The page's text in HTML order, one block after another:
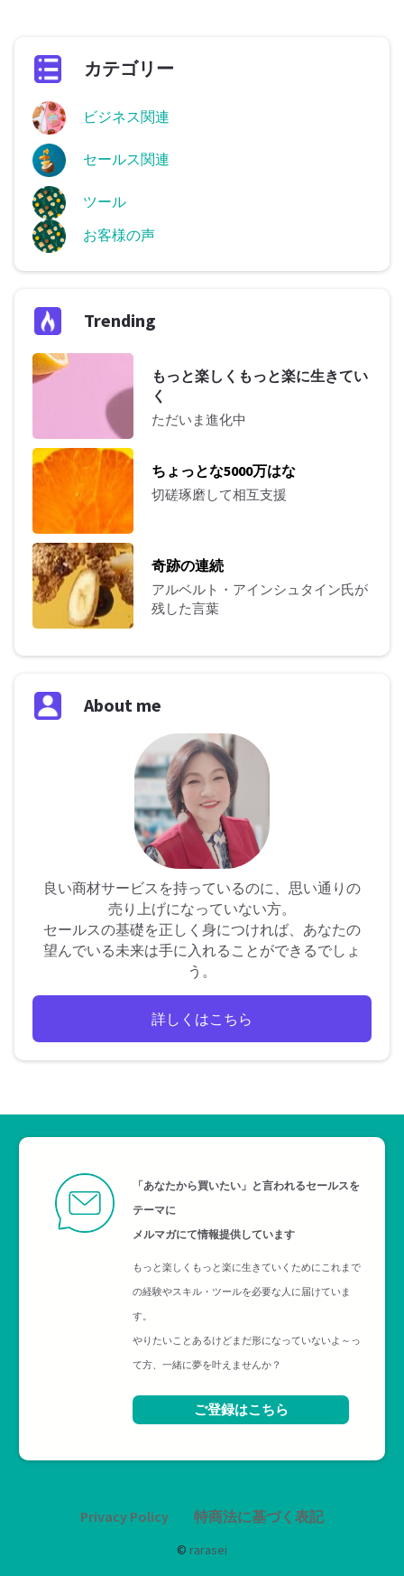
カテゴリー
ビジネス関連
セールス関連
ツール
お客様の声
Trending
もっと楽しくもっと楽に生きてい
く
ただいま進化中
ちょっとな5000万はな
切磋琢磨して相互支援
奇跡の連続
アルベルト・アインシュタイン氏が
残した言葉
About me
良い商材サービスを持っているのに、思い通りの
売り上げになっていない方。
セールスの基礎を正しく身につければ、あなたの
望んでいる未来は手に入れることができるでしょ
う。
詳しくはこちら
「あなたから買いたい」と言われるセールスを
テーマに
メルマガにて情報提供しています
もっと楽しくもっと楽に生きていくためにこれまで
の経験やスキル・ツールを必要な人に届けていま
す。
やりたいことあるけどまだ形になっていないよ～っ
て方、一緒に夢を叶えませんか？
ご登録はこちら
© rarasei
Privacy Policy 特商法に基づく表記